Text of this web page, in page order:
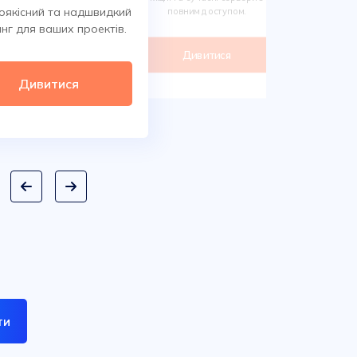
та надшвидкий
для ваших проектів.
Дивитися
повним доступом.
Дивитися